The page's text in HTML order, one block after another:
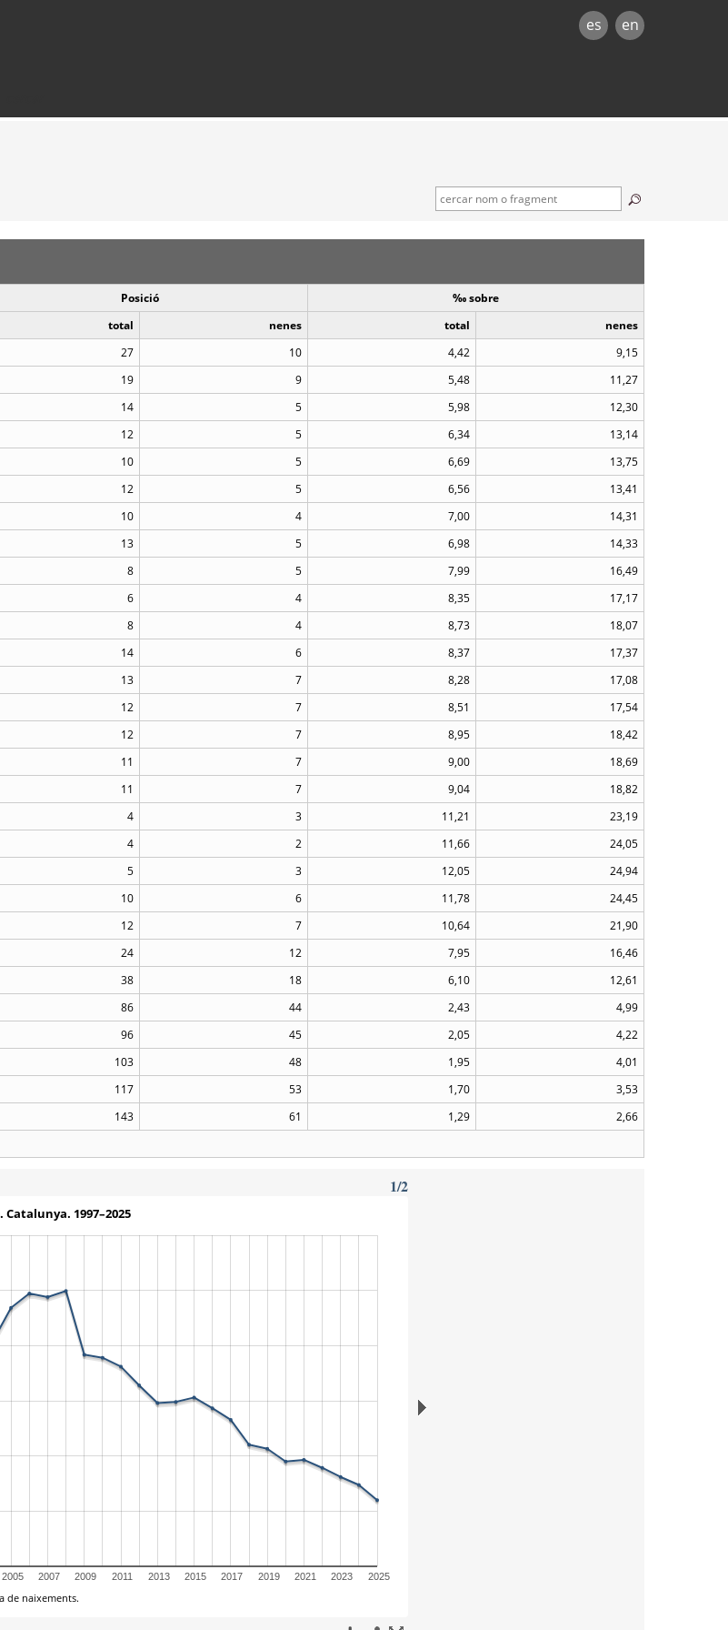
es en
Posició
‰ sobre
total nenes total
nenes
27 10 4,42
9,15
19 9 5,48
11,27
14 5 5,98
12,30
12 5 6,34
13,14
10 5 6,69
13,75
12 5 6,56
13,41
10 4 7,00
14,31
13 5 6,98
14,33
8 5 7,99
16,49
6 4 8,35
17,17
8 4 8,73
18,07
14 6 8,37
17,37
13 7 8,28
17,08
12 7 8,51
17,54
12 7 8,95
18,42
11 7 9,00
18,69
11 7 9,04
18,82
4 3 11,21
23,19
4 2 11,66
24,05
5 3 12,05
24,94
10 6 11,78
24,45
12 7 10,64
21,90
24 12 7,95
16,46
38 18 6,10
12,61
86 44 2,43
4,99
96 45 2,05
4,22
103 48 1,95
4,01
117 53 1,70
3,53
143 61 1,29
2,66